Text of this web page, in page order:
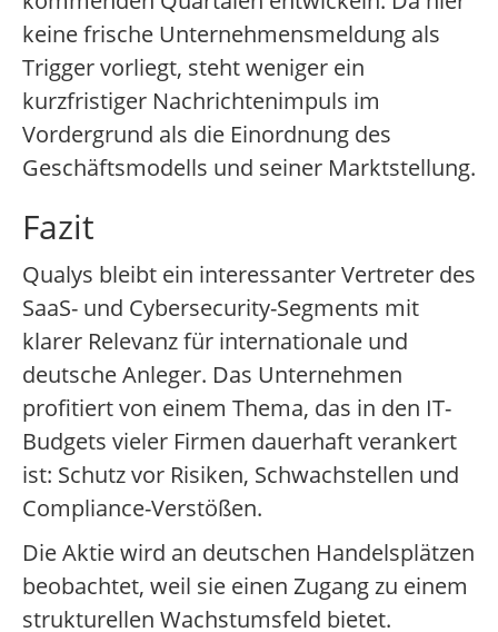
keine frische Unternehmensmeldung als
Trigger vorliegt, steht weniger ein
kurzfristiger Nachrichtenimpuls im
Vordergrund als die Einordnung des
Geschäftsmodells und seiner Marktstellung.
Fazit
Qualys bleibt ein interessanter Vertreter des
SaaS- und Cybersecurity-Segments mit
klarer Relevanz für internationale und
deutsche Anleger. Das Unternehmen
profitiert von einem Thema, das in den IT-
Budgets vieler Firmen dauerhaft verankert
ist: Schutz vor Risiken, Schwachstellen und
Compliance-Verstößen.
Die Aktie wird an deutschen Handelsplätzen
beobachtet, weil sie einen Zugang zu einem
strukturellen Wachstumsfeld bietet.